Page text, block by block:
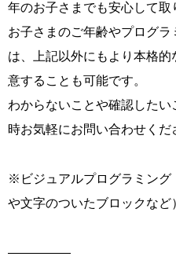
年のお子さまでも安心して取
お子さまのご年齢やプログ
は、上記以外にもより本格
意することも可能です。
わからないことや確認した
時お気軽にお問い合わせくだ
※ビジュアルプログラミング
や文字のついたブロックな
―――――